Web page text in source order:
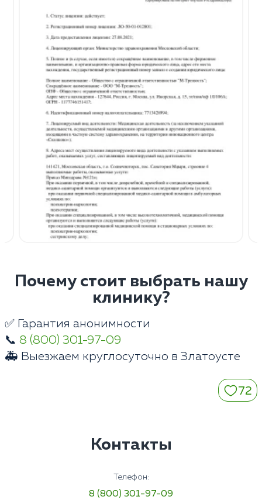
Почему стоит выбрать нашу
клинику?
✅ Гарантия анонимности
📞 8 (800) 301-97-09
🚑 Выезжаем круглосуточно в Златоусте
72
Контакты
Телефон:
8 (800) 301-97-09